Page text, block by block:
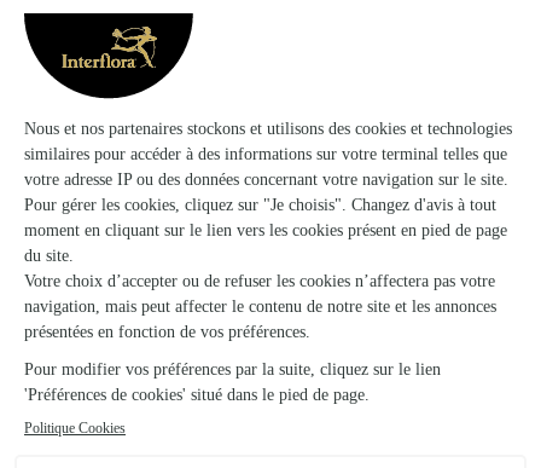
Les plantes sont refusées pour les enterrements et pour
les hôpitaux
Les livraisons à l'aéroport ne sont pas garanties.
garanties.
Les livraisons pour la Communauté Européenne ne
peuvent être garanties.
Pour les livraisons aux hôpitaux il faut absolument le
nom de jeune fille si la destinataire est une femme
mariée.
Le numéro de téléphone est obligatoire